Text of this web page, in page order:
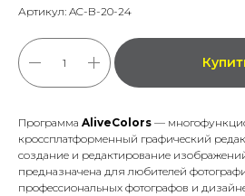
Артикул: AC-B-20-24
Программа AliveColors —
кроссплатформенный графический
создание и редактирование
предназначена для любителей
профессиональных фотографов и